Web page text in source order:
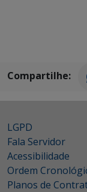
Compartilhe:
LGPD
Fala Servidor
Acessibilidade
Ordem
Planos de